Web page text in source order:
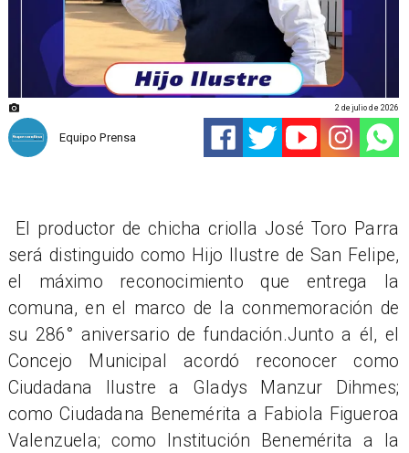
Equipo Prensa
2 de julio de 2026
El productor de chicha criolla José Toro Parra
será distinguido como Hijo Ilustre de San Felipe,
el máximo reconocimiento que entrega la
comuna, en el marco de la conmemoración de
su 286° aniversario de fundación.Junto a él, el
Concejo Municipal acordó reconocer como
Ciudadana Ilustre a Gladys Manzur Dihmes;
como Ciudadana Benemérita a Fabiola Figueroa
Valenzuela; como Institución Benemérita a la